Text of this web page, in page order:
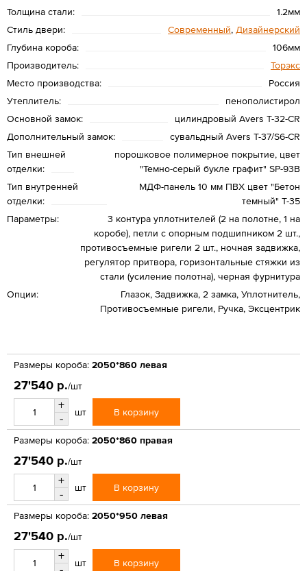
Толщина стали:
1.2мм
Стиль двери:
Современный, Дизайнерский
Глубина короба:
106мм
Производитель:
Торэкс
Место производства:
Россия
Утеплитель:
пенополистирол
Основной замок:
цилиндровый Avers T-32-CR
Дополнительный замок:
сувальдный Avers T-37/S6-CR
Тип внешней
отделки:
порошковое полимерное покрытие, цвет
"Темно-серый букле графит" SP-93B
Тип внутренней
отделки:
МДФ-панель 10 мм ПВХ цвет "Бетон
темный" T-35
Параметры:
3 контура уплотнителей (2 на полотне, 1 на
коробе), петли с опорным подшипником 2 шт.,
противосъемные ригели 2 шт., ночная задвижка,
регулятор притвора, горизонтальные стяжки из
стали (усиление полотна), черная фурнитура
Опции:
Глазок, Задвижка, 2 замка, Уплотнитель,
Противосъемные ригели, Ручка, Эксцентрик
Размеры короба: 2050*860 левая
27'540 р./шт
+
-
шт В корзину
Размеры короба: 2050*860 правая
27'540 р./шт
+
-
шт В корзину
Размеры короба: 2050*950 левая
27'540 р./шт
+
шт В корзину